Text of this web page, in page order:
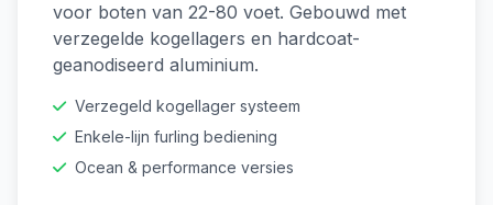
voor boten van 22-80 voet. Gebouwd met
verzegelde kogellagers en hardcoat-
geanodiseerd aluminium.
Verzegeld kogellager systeem
Enkele-lijn furling bediening
Ocean & performance versies